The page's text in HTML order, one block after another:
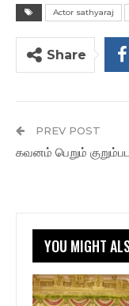
Actor sathyaraj
Share
PREV POST
கவனம் பெறும்
YOU MIGHT